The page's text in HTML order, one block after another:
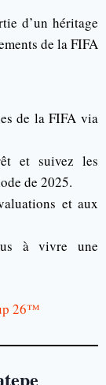
d’un héritage
de la FIFA
de la FIFA via
et suivez les
de 2025.
et aux
à vivre une
26™